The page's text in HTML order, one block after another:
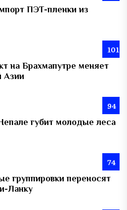
ПЭТ-пленки из
101
на Брахмапутре меняет
Азии
94
губит молодые леса
74
группировки переносят
Ланку